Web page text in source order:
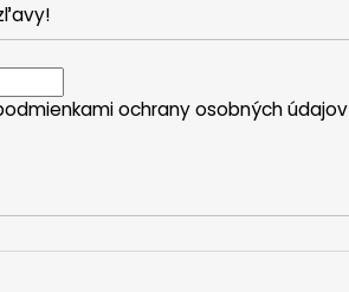
ochrany osobných údajov